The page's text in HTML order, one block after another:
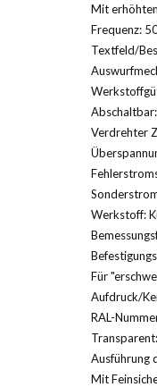
Mit
Frequenz:
Textfeld/
Verdrehter
Werkstoff:
Für
Aufdruck/
RAL-
Ausführung
Mit